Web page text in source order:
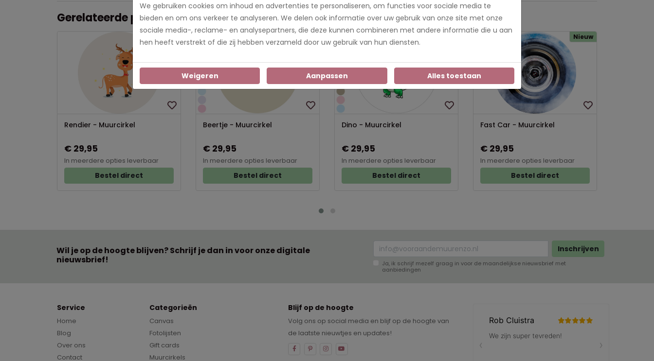
Gerelateerde producten
Rendier - Muurcirkel
€ 29,95
In meerdere opties leverbaar
Bestel direct
Beertje - Muurcirkel
€ 29,95
In meerdere opties leverbaar
Bestel direct
Dino - Muurcirkel
€ 29,95
In meerdere opties leverbaar
Bestel direct
Nieuw
Fast Car - Muurcirkel
€ 29,95
In meerdere opties leverbaar
Bestel direct
Wil je op de hoogte blijven? Schrijf je dan in voor onze digitale
nieuwsbrief!
Inschrijven
Ja, ik schrijf mezelf graag in voor de maandelijkse nieuwsbrief met
aanbiedingen
Service
Home
Blog
Over ons
Contact
Categorieën
Canvas
Fotolijsten
Gift cards
Muurcirkels
Blijf op de hoogte
Volg ons op social media en blijf op de hoogte van
de laatste nieuwtjes en updates!
We gebruiken cookies om inhoud en advertenties te personaliseren, om functies voor sociale media te
bieden en om ons verkeer te analyseren. We delen ook informatie over uw gebruik van onze site met onze
sociale media-, reclame- en analysepartners, die deze kunnen combineren met andere informatie die u aan
hen heeft verstrekt of die zij hebben verzameld door uw gebruik van hun diensten.
Weigeren Aanpassen Alles toestaan